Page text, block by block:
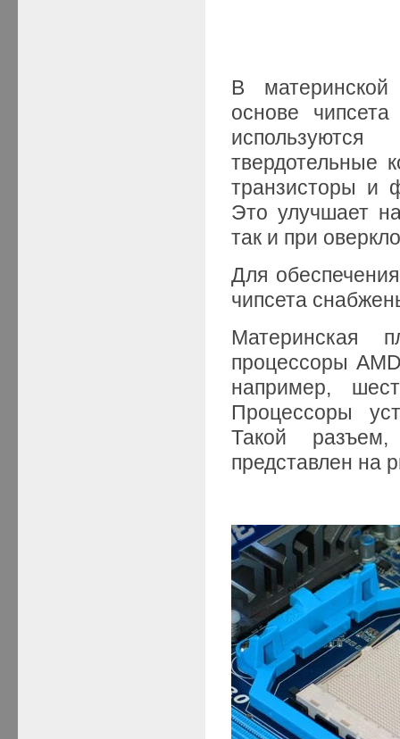
В
основе
твердотельные
транзисторы и
Это улучшает
так и при
Для
чипсета
Материнская
процессоры
например,
Процессоры
Такой разъем,
представлен на